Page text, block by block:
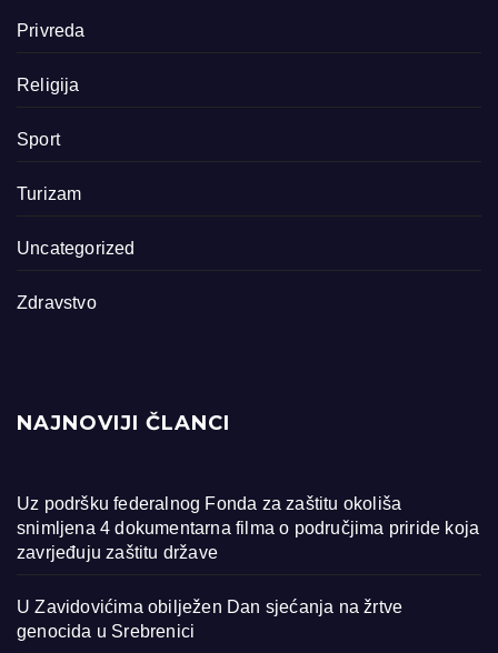
Privreda
Religija
Sport
Turizam
Uncategorized
Zdravstvo
NAJNOVIJI ČLANCI
Uz podršku federalnog Fonda za zaštitu okoliša
snimljena 4 dokumentarna filma o područjima priride koja
zavrjeđuju zaštitu države
U Zavidovićima obilježen Dan sjećanja na žrtve
genocida u Srebrenici